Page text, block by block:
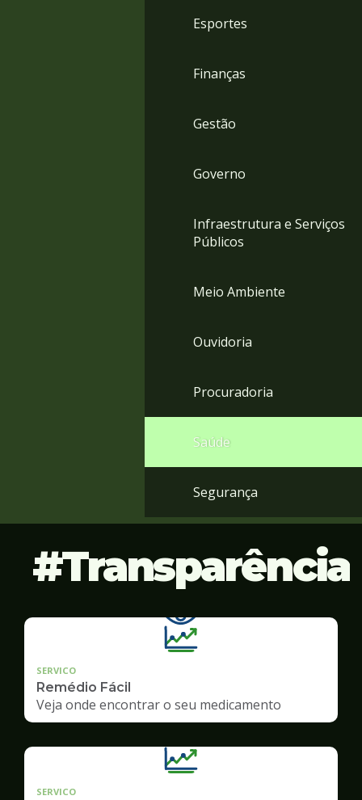
Esportes
Finanças
Gestão
Governo
Infraestrutura e Serviços
Públicos
Meio Ambiente
Ouvidoria
Procuradoria
Saúde
Segurança
Transparência
SERVICO
Remédio Fácil
Veja onde encontrar o seu medicamento
SERVICO